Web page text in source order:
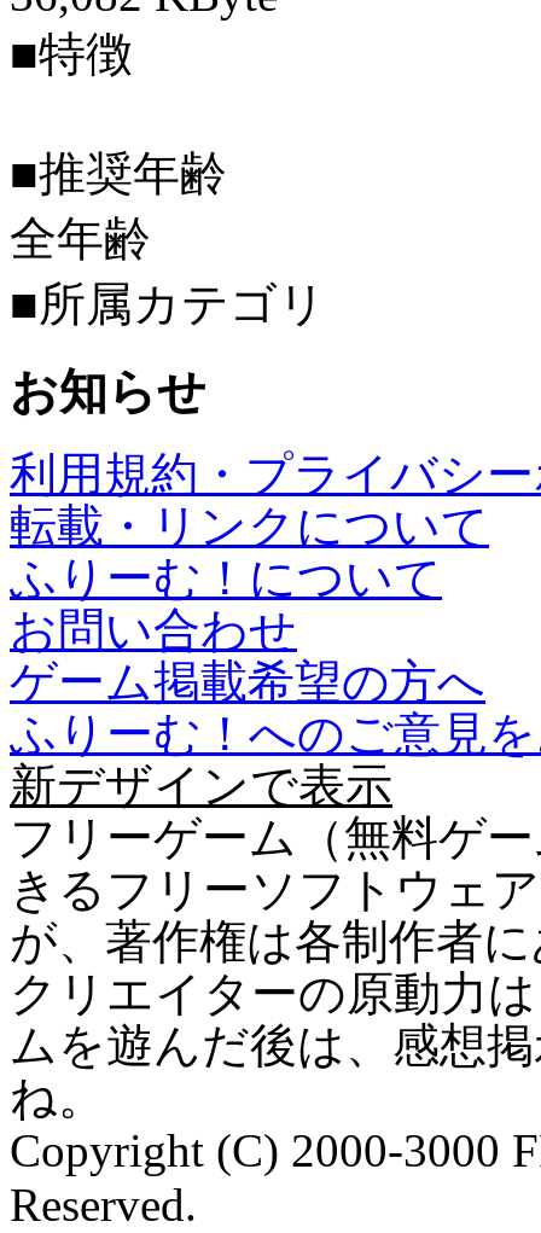
■特徴
■推奨年齢
全年齢
■所属カテゴリ
お知らせ
利用規約・プライバシ
転載・リンクについて
ふりーむ！について
お問い合わせ
ゲーム掲載希望の方へ
ふりーむ！へのご意見
新デザインで表示
フリーゲーム（無料ゲ
きるフリーソフトウェ
が、著作権は各制作者
クリエイターの原動力
ムを遊んだ後は、感想
ね。
Copyright (C) 2000-3000
Reserved.